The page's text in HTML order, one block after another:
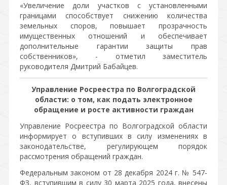
«Увеличение доли участков с установленными
границами способствует снижению количества
земельных споров, повышает прозрачность
имущественных отношений и обеспечивает
дополнительные гарантии защиты прав
собственников», - отметил заместитель
руководителя Дмитрий Бабайцев.
Управление Росреестра по Волгоградской
области: о том, как подать электронное
обращение и росте активности граждан
Управление Росреестра по Волгоградской области
информирует о вступивших в силу изменениях в
законодательстве, регулирующем порядок
рассмотрения обращений граждан.
Федеральным законом от 28 декабря 2024 г. № 547-
ФЗ, вступившим в силу 30 марта 2025 года, внесены